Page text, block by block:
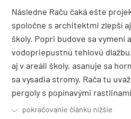
Následne Raču čaká ešte
spoločne s architektmi zlepší
školy. Popri budove sa vymení
vodopriepustnú tehlovú
aj v areáli školy, asanuje sa
sa vysadia stromy, Rača tu
pergoly s popínavými